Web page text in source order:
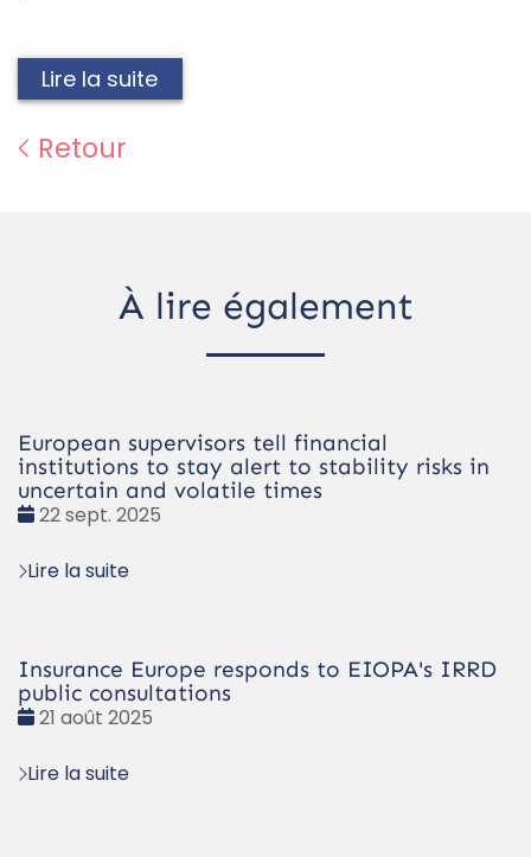
Lire la suite
Retour
À lire également
European supervisors tell financial
institutions to stay alert to stability risks in
uncertain and volatile times
Date
22 sept. 2025
Lire la suite
Insurance Europe responds to EIOPA's IRRD
public consultations
Date
21 août 2025
Lire la suite